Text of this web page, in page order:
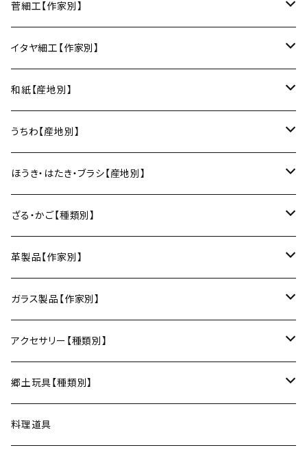
マグカップ
フリーカップ
酒器
ぐい呑み・盃
徳利
蓋物・キャニスター
そば猪口
箸・カトラリー
箸
箸置き
菓子切
土鍋
鍋敷き・コースター
鍋敷き
ポットマット
m.m.d.（瀬戸焼／愛知）
LUC DE BOECK（京都）
小山研一（京都）
中村譲司（京都）
俊彦窯（丹波焼／兵庫）
Fuji窯（備前焼／岡山）
仁堂窯 大森宏明（備前焼／岡山）
梅山窯（砥部焼／愛媛）
宗像窯（会津本郷焼／福島）
松永窯（大堀相馬焼／福島）
黒照 クロテラス（大堀相馬焼／福島）
うるしおいしおはし
甲斐のぶお工房（竹のカトラリー／大分）
巾着袋
ブックカバー
清原遥（テキスタイル／滋賀）
KOMOREBI
朝焼け
藍染屋ほうね（藍染／静岡）
京都のれん（風呂敷／京都）
小風呂敷（約50cm角）
2巾風呂敷（約70cm角）
Sugee textile（国産手ぬぐい）
向井詩織（ブロックプリント／インド）
昇苑くみひも（京都）
リング
ブレスレット
菅細工【作家別】
深江菅細工（大阪）
イタヤ細工【作家別】
角館イタヤ工芸（秋田）
民芸イタヤ工房（秋田）
和紙【産地別】
出雲民藝紙（島根）
多羅富來和紙（愛媛）
八尾和紙（富山）
美濃和紙（岐阜）
うちわ【産地別】
房州うちわ（千葉）
水うちわ（岐阜）
ほうき・はたき・ブラシ【産地別】
松本箒（長野）
棕櫚箒（和歌山）
和箒（栃木）
和箒（群馬）
ざる・かご【種類別】
盆ざる
かご
革製品【作家別】
Therese（奈良）
ガラス製品【作家別】
Taiga Glass（群馬）
アクセサリー【種類別】
ネックレス
ブレスレット
郷土玩具【種類別】
会津張り子（福島）
料理道具